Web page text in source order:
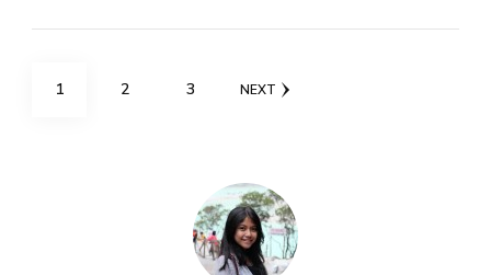
Posts
PAGE
1 PAGE
2 PAGE
3 NEXT